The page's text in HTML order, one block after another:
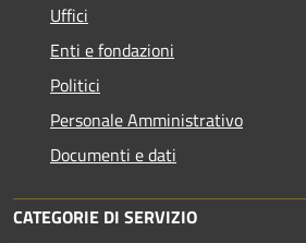
Uffici
Enti e fondazioni
Politici
Personale Amministrativo
Documenti e dati
CATEGORIE DI SERVIZIO